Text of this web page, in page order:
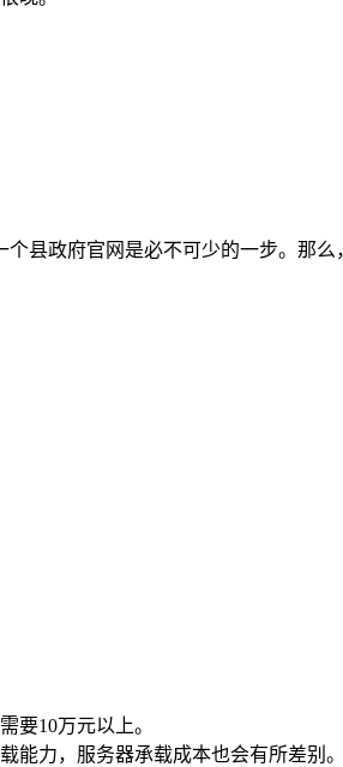
县政府官网是必不可少的一步。那么
要10万元以上。
能力，服务器承载成本也会有所差别。